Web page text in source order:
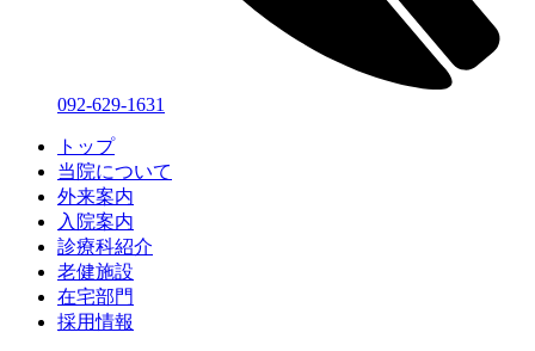
092-629-1631
トップ
当院について
外来案内
入院案内
診療科紹介
老健施設
在宅部門
採用情報